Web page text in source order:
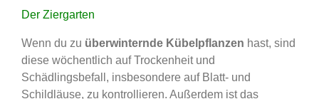
Der Ziergarten
Wenn du zu überwinternde Kübelpflanzen hast, sind
diese wöchentlich auf Trockenheit und
Schädlingsbefall, insbesondere auf Blatt- und
Schildläuse, zu kontrollieren. Außerdem ist das